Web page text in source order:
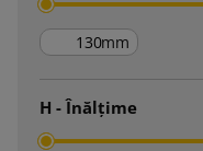
mm
H - Înălțime